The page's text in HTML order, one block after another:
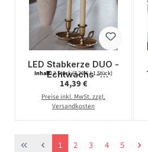
LED Stabkerze DUO -
Echtwachs -
flackernde
warmweiße LED - H:
25cm - creme - 2er
Inhalt:2 Stück(7,20 € / 1 Stück)
Regulärer Preis:
14,39 €
Preise inkl. MwSt. zzgl.
Versandkosten
Seite
1 Seite
2 Seite
3 Seite
4 Seite
5